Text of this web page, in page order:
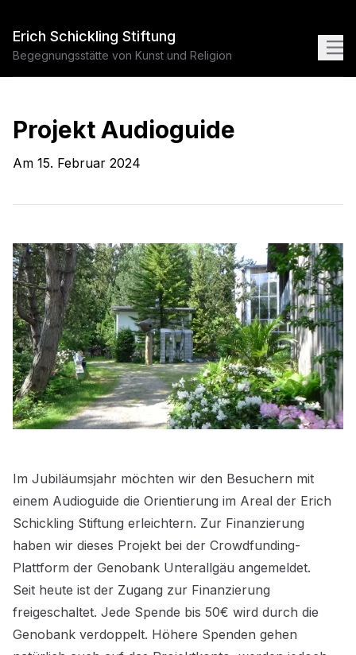
Erich Schickling Stiftung
Begegnungsstätte von Kunst und Religion
Projekt Audioguide
Am 15. Februar 2024
Im Jubiläumsjahr möchten wir den Besuchern mit
einem Audioguide die Orientierung im Areal der Erich
Schickling Stiftung erleichtern. Zur Finanzierung
haben wir dieses Projekt bei der Crowdfunding-
Plattform der Genobank Unterallgäu angemeldet.
Seit heute ist der Zugang zur Finanzierung
freigeschaltet. Jede Spende bis 50€ wird durch die
Genobank verdoppelt. Höhere Spenden gehen